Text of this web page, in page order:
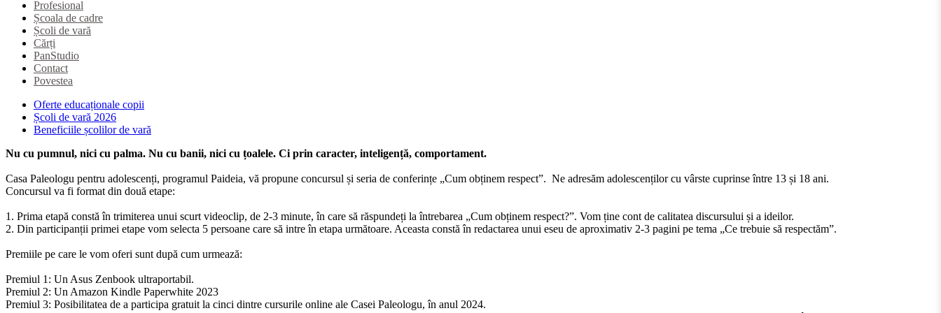
Profesional
Școala de cadre
Școli de vară
Cărți
PanStudio
Contact
Povestea
Oferte educaționale copii
Școli de vară 2026
Beneficiile școlilor de vară
Nu cu pumnul, nici cu palma. Nu cu banii, nici cu țoalele. Ci prin caracter, inteligență, comportament.
Casa Paleologu pentru adolescenți, programul Paideia, vă propune concursul și seria de conferințe „Cum obținem respect”. Ne adresăm adolescenților cu vârste cuprinse între 13 și 18 ani.
Concursul va fi format din două etape:
1. Prima etapă constă în trimiterea unui scurt videoclip, de 2-3 minute, în care să răspundeți la întrebarea „Cum obținem respect?”. Vom ține cont de calitatea discursului și a ideilor.
2. Din participanții primei etape vom selecta 5 persoane care să intre în etapa următoare. Aceasta constă în redactarea unui eseu de aproximativ 2-3 pagini pe tema „Ce trebuie să respectăm”.
Premiile pe care le vom oferi sunt după cum urmează:
Premiul 1: Un Asus Zenbook ultraportabil.
Premiul 2: Un Amazon Kindle Paperwhite 2023
Premiul 3: Posibilitatea de a participa gratuit la cinci dintre cursurile online ale Casei Paleologu, în anul 2024.